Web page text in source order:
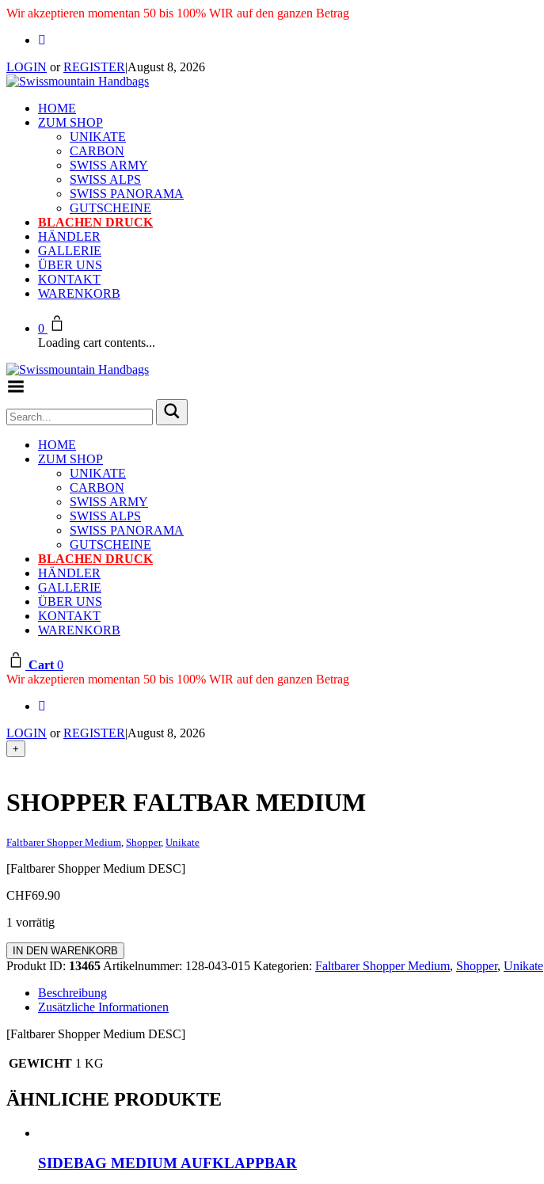
Wir akzeptieren momentan 50 bis 100% WIR auf den ganzen Betrag
LOGIN orREGISTER|August 8, 2026
HOME
ZUM SHOP
UNIKATE
CARBON
SWISS ARMY
SWISS ALPS
SWISS PANORAMA
GUTSCHEINE
BLACHEN DRUCK
HÄNDLER
GALLERIE
ÜBER UNS
KONTAKT
WARENKORB
0
Loading cart contents...
HOME
ZUM SHOP
UNIKATE
CARBON
SWISS ARMY
SWISS ALPS
SWISS PANORAMA
GUTSCHEINE
BLACHEN DRUCK
HÄNDLER
GALLERIE
ÜBER UNS
KONTAKT
WARENKORB
Cart 0
Wir akzeptieren momentan 50 bis 100% WIR auf den ganzen Betrag
LOGIN orREGISTER|August 8, 2026
+
SHOPPER FALTBAR MEDIUM
Faltbarer Shopper Medium Shopper, Unikate
[Faltbarer Shopper Medium DESC]
CHF69.90
1 vorrätig
Shopper
faltbar
Menge
IN DEN WARENKORB
Produkt ID: 13465 Artikelnummer: 128-043-015 Kategorien: Faltbarer Shopper Medium, Shopper, Unikate
Beschreibung
Zusätzliche Informationen
[Faltbarer Shopper Medium DESC]
GEWICHT 1 KG
ÄHNLICHE PRODUKTE
SIDEBAG MEDIUM AUFKLAPPBAR